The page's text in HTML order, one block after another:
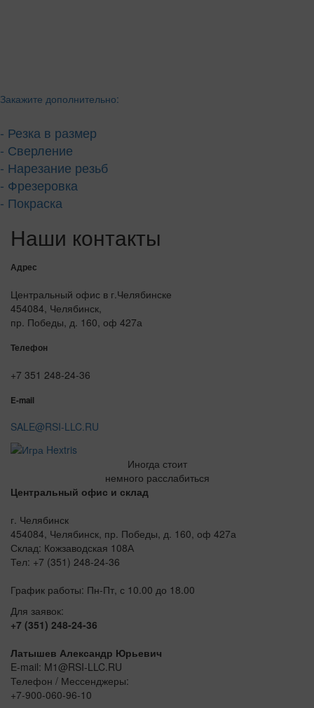
Закажите дополнительно:
- Резка в размер
- Сверление
- Нарезание резьб
- Фрезеровка
- Покраска
Наши контакты
Адрес
Центральный офис в г.Челябинске
454084, Челябинск,
пр. Победы, д. 160, оф 427а
Телефон
+7 351 248-24-36
E-mail
SALE@RSI-LLC.RU
Иногда стоит
немного расслабиться
Центральный офис и склад
г. Челябинск
454084, Челябинск, пр. Победы, д. 160, оф 427а
Склад: Кожзаводская 108А
Тел: +7 (351) 248-24-36
График работы: Пн-Пт, с 10.00 до 18.00
Для заявок:
+7 (351) 248-24-36
Латышев Александр Юрьевич
E-mail: M1@RSI-LLC.RU
Телефон / Мессенджеры:
+7-900-060-96-10